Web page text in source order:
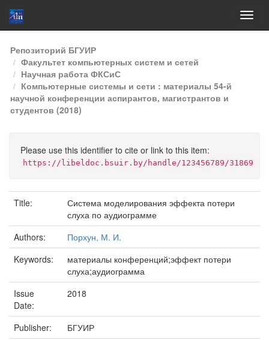
Skip
navigation
Репозиторий БГУИР
Факультет компьютерных систем и сетей
Научная работа ФКСиС
Компьютерные системы и сети : материалы 54-й
научной конференции аспирантов, магистрантов и
студентов (2018)
Please use this identifier to cite or link to this item:
https://libeldoc.bsuir.by/handle/123456789/31869
Title:
Система моделирования эффекта потери
слуха по аудиограмме
Authors:
Порхун, М. И.
Keywords:
материалы конференций;эффект потери
слуха;аудиограмма
Issue
Date:
2018
Publisher:
БГУИР